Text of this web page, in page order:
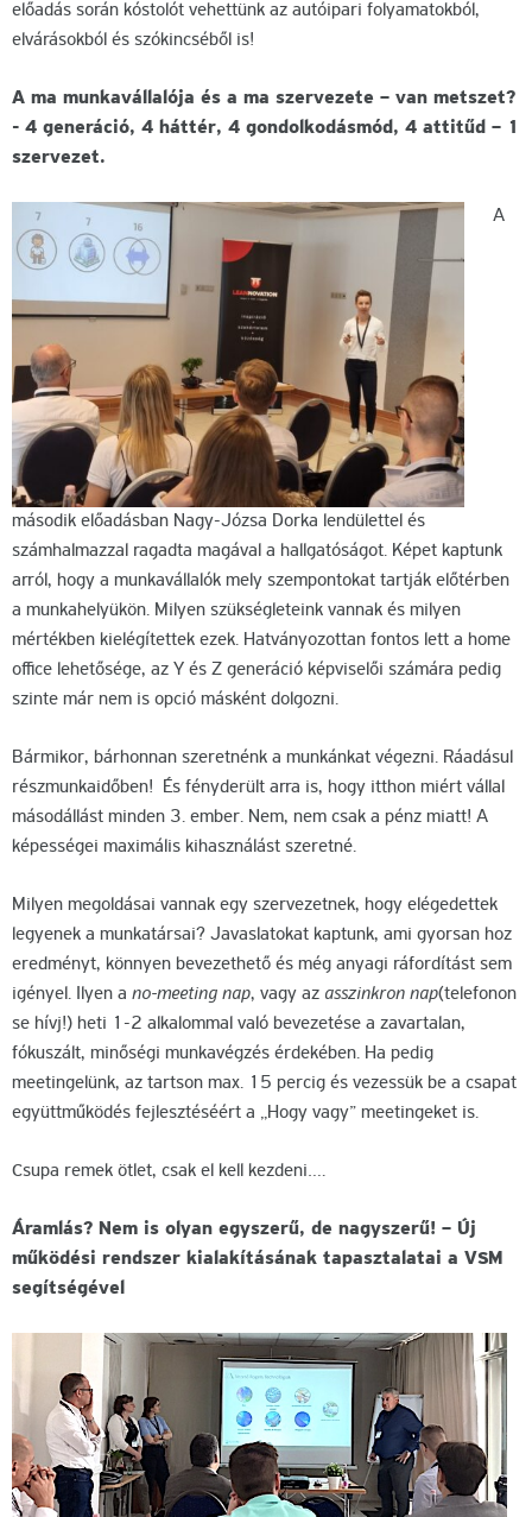
előadás során kóstolót vehettünk az autóipari folyamatokból,
elvárásokból és szókincséből is!
A ma munkavállalója és a ma szervezete – van metszet?
- 4 generáció, 4 háttér, 4 gondolkodásmód, 4 attitűd – 1
szervezet.
A
második előadásban Nagy-Józsa Dorka lendülettel és
számhalmazzal ragadta magával a hallgatóságot. Képet kaptunk
arról, hogy a munkavállalók mely szempontokat tartják előtérben
a munkahelyükön. Milyen szükségleteink vannak és milyen
mértékben kielégítettek ezek. Hatványozottan fontos lett a home
office lehetősége, az Y és Z generáció képviselői számára pedig
szinte már nem is opció másként dolgozni.
Bármikor, bárhonnan szeretnénk a munkánkat végezni. Ráadásul
részmunkaidőben! És fényderült arra is, hogy itthon miért vállal
másodállást minden 3. ember. Nem, nem csak a pénz miatt! A
képességei maximális kihasználást szeretné.
Milyen megoldásai vannak egy szervezetnek, hogy elégedettek
legyenek a munkatársai? Javaslatokat kaptunk, ami gyorsan hoz
eredményt, könnyen bevezethető és még anyagi ráfordítást sem
igényel. Ilyen a no-meeting nap, vagy az asszinkron nap(telefonon
se hívj!) heti 1-2 alkalommal való bevezetése a zavartalan,
fókuszált, minőségi munkavégzés érdekében. Ha pedig
meetingelünk, az tartson max. 15 percig és vezessük be a csapat
együttműködés fejlesztéséért a „Hogy vagy” meetingeket is.
Csupa remek ötlet, csak el kell kezdeni….
Áramlás? Nem is olyan egyszerű, de nagyszerű! – Új
működési rendszer kialakításának tapasztalatai a VSM
segítségével